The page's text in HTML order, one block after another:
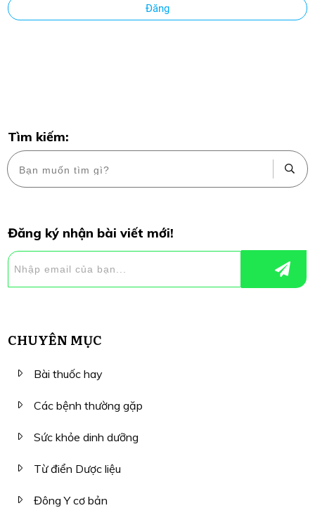
Đăng
Tìm kiếm:
Đăng ký nhận bài viết mới!
CHUYÊN MỤC
Bài thuốc hay
Các bệnh thường gặp
Sức khỏe dinh dưỡng
Từ điển Dược liệu
Đông Y cơ bản